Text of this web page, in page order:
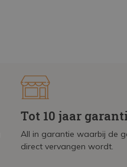
Tot 10 jaar
All in garantie waarbij de
direct vervangen wordt.